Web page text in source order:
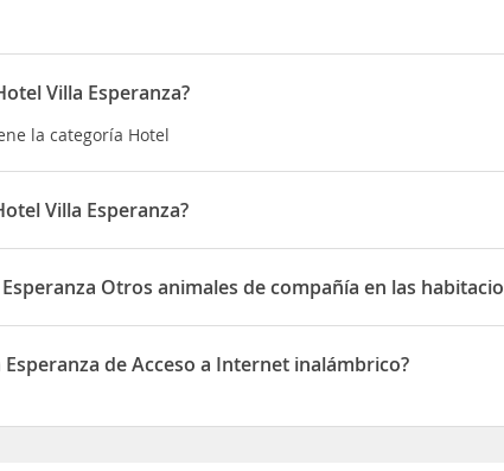
Villa Esperanza?
la categoría Hotel
Villa Esperanza?
situado en Camino Real s/n Rancho Las Marzanas Barrio
Otros animales de compañía en las
permite Otros animales de compañía en las habitaciones
de Acceso a Internet inalámbrico?